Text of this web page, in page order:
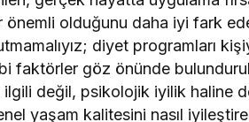
önemli olduğunu daha iyi fark
diyet programları
faktörler göz önünde
değil, psikolojik iyilik haline
yaşam kalitesini nasıl